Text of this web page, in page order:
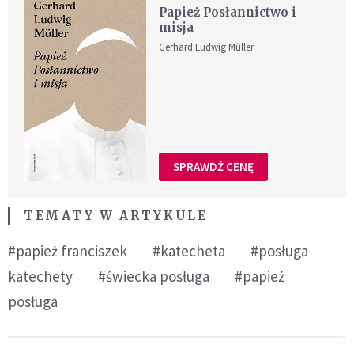
Papież Posłannictwo i
misja
Gerhard Ludwig Müller
SPRAWDŹ CENĘ
TEMATY W ARTYKULE
#papież franciszek #katecheta
#posługa
katechety
#świecka posługa
#papież
posługa